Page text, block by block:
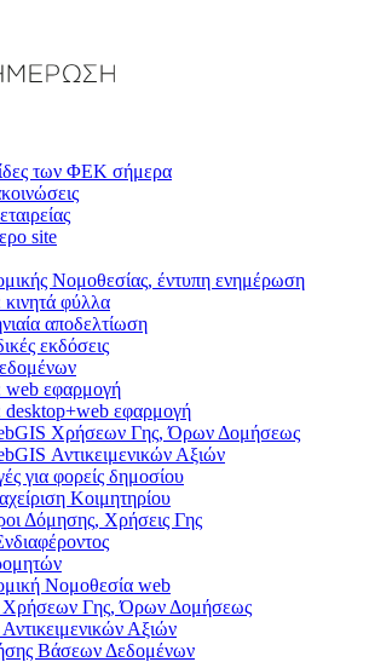
των ΦΕΚ σήμερα
site
Νομοθεσίας, έντυπη ενημέρωση
κινητά φύλλα
αποδελτίωση
εκδόσεις
web εφαρμογή
desktop+web εφαρμογή
Χρήσεων Γης, Όρων Δομήσεως
Αντικειμενικών Αξιών
για φορείς δημοσίου
Κοιμητηρίου
Δόμησης, Χρήσεις Γης
Νομοθεσία web
Γης, Όρων Δομήσεως
Αξιών
Βάσεων Δεδομένων